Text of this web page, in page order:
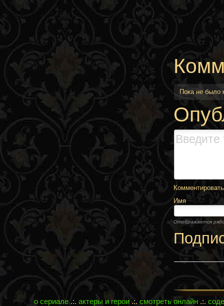
Пока не было
Имя
Отображается
о сериале.:.актеры и герои .:.смотреть онлайн .:.